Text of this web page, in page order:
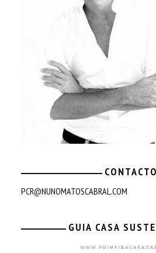
CONTACTO
PCR@NUNOMATOSCABRAL.COM
GUIA CASA